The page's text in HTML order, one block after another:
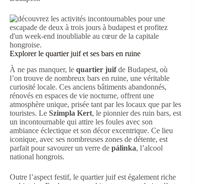
Explorer le quartier juif et ses bars en ruine
À ne pas manquer, le quartier juifde Budapest, où
l’on trouve de nombreux bars en ruine, une véritable
curiosité locale. Ces anciens bâtiments abandonnés,
rénovés en espaces de vie nocturne, offrent une
atmosphère unique, prisée tant par les locaux que par les
touristes. Le Szimpla Kert, le pionnier des ruin bars, est
un incontournable qui attire les foules avec son
ambiance éclectique et son décor excentrique. Ce lieu
iconique, avec ses nombreuses zones de détente, est
parfait pour savourer un verre de pálinka, l’alcool
national hongrois.
Outre l’aspect festif, le quartier juif est également riche